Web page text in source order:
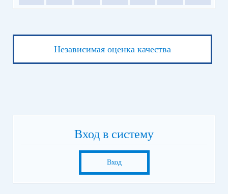
Независимая оценка качества
Вход в систему
Вход